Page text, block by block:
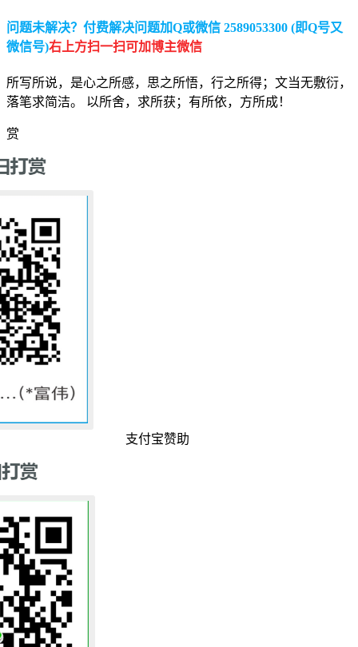
问题未解决？付费解决问题加Q或微信 2589053300 (即Q号又
微信号)右上方扫一扫可加博主微信
所写所说，是心之所感，思之所悟，行之所得；文当无敷衍，
落笔求简洁。 以所舍，求所获；有所依，方所成！
赏
支付宝赞助